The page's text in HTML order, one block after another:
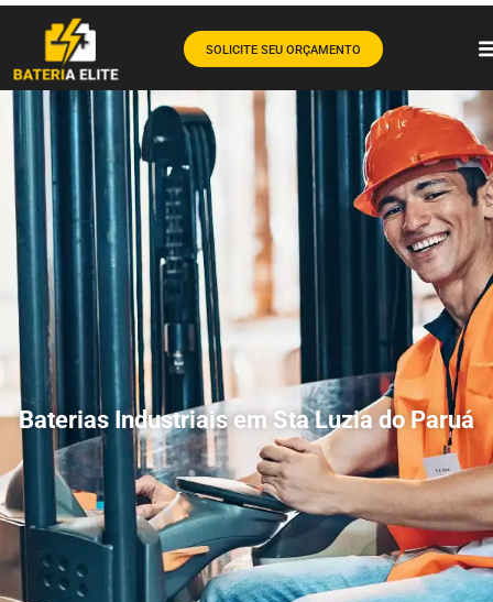
SOLICITE SEU ORÇAMENTO
Baterias Industriais em Sta Luzia do Paruá